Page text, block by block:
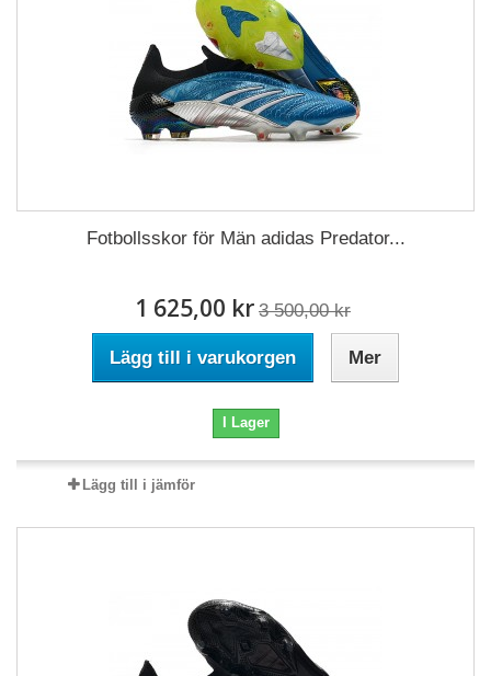
Fotbollsskor för Män adidas Predator...
1 625,00 kr 3 500,00 kr
Lägg till i varukorgen Mer
I Lager
Lägg till i jämför